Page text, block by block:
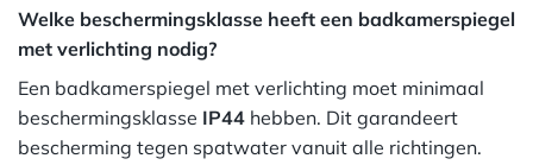
Welke beschermingsklasse heeft een badkamerspiegel
met verlichting nodig?
Een badkamerspiegel met verlichting moet minimaal
beschermingsklasse IP44 hebben. Dit garandeert
bescherming tegen spatwater vanuit alle richtingen.